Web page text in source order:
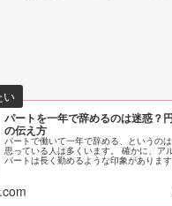
パートを一年で辞めるのは迷惑？
の伝え方
パートで働いて一年で辞める、というの
思っている人は多くいます。 確かに、ア
パートは長く勤めるような印象がありま